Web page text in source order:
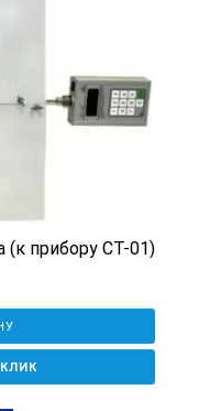
· см — 49 МОм · см
(к прибору СТ-01)